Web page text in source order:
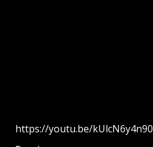
https://youtu.be/kUlcN6y4n90